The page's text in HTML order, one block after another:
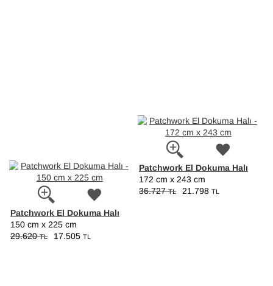
Patchwork El Dokuma Halı
172 cm x 243 cm
36.727TL 21.798 TL
Patchwork El Dokuma Halı
150 cm x 225 cm
29.620TL 17.505 TL